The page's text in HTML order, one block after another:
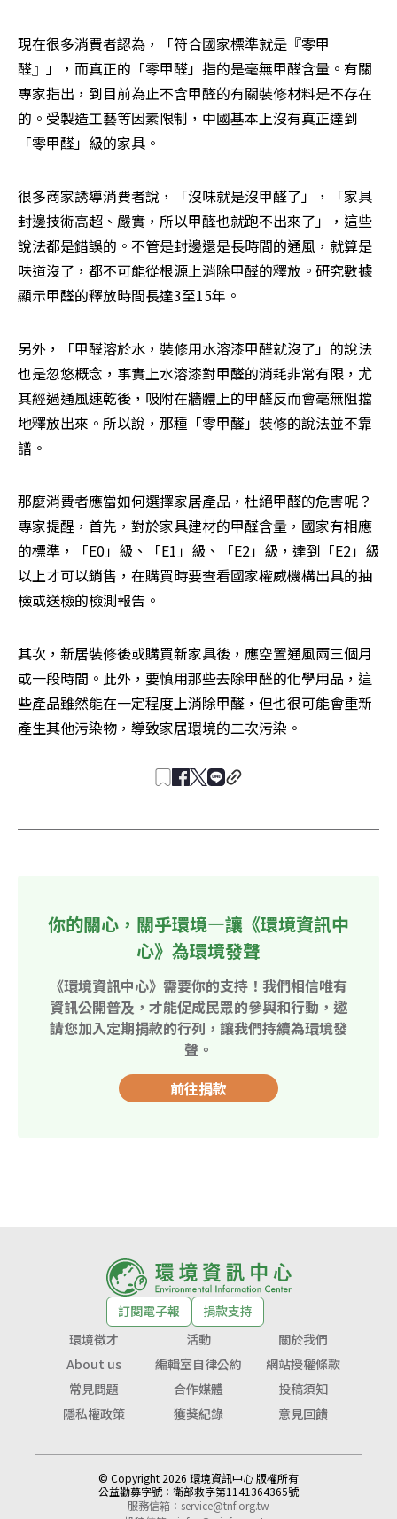
現在很多消費者認為，「符合國家標準就是『零甲
醛』」，而真正的「零甲醛」指的是毫無甲醛含量。有關
專家指出，到目前為止不含甲醛的有關裝修材料是不存在
的。受製造工藝等因素限制，中國基本上沒有真正達到
「零甲醛」級的家具。
很多商家誘導消費者說，「沒味就是沒甲醛了」，「家具
封邊技術高超、嚴實，所以甲醛也就跑不出來了」，這些
說法都是錯誤的。不管是封邊還是長時間的通風，就算是
味道沒了，都不可能從根源上消除甲醛的釋放。研究數據
顯示甲醛的釋放時間長達3至15年。
另外，「甲醛溶於水，裝修用水溶漆甲醛就沒了」的說法
也是忽悠概念，事實上水溶漆對甲醛的消耗非常有限，尤
其經過通風速乾後，吸附在牆體上的甲醛反而會毫無阻擋
地釋放出來。所以說，那種「零甲醛」裝修的說法並不靠
譜。
那麼消費者應當如何選擇家居產品，杜絕甲醛的危害呢？
專家提醒，首先，對於家具建材的甲醛含量，國家有相應
的標準，「E0」級、「E1」級、「E2」級，達到「E2」級
以上才可以銷售，在購買時要查看國家權威機構出具的抽
檢或送檢的檢測報告。
其次，新居裝修後或購買新家具後，應空置通風兩三個月
或一段時間。此外，要慎用那些去除甲醛的化學用品，這
些產品雖然能在一定程度上消除甲醛，但也很可能會重新
產生其他污染物，導致家居環境的二次污染。
你的關心，關乎環境—讓《環境資訊中
心》為環境發聲
《環境資訊中心》需要你的支持！我們相信唯有
資訊公開普及，才能促成民眾的參與和行動，邀
請您加入定期捐款的行列，讓我們持續為環境發
聲。
前往捐款
訂閱電子報
捐款支持
環境徵才
活動
關於我們
About us
編輯室自律公約
網站授權條款
常見問題
合作媒體
投稿須知
隱私權政策
獲獎紀錄 意見回饋
© Copyright 2026 環境資訊中心 版權所有
公益勸募字號： 衛部救字第1141364365號
服務信箱： service@tnf.org.tw